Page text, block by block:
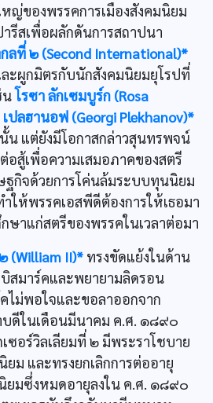
ญ่ของพรรคการเมืองสังคมนิยม
รีสเพื่อผลักดันการสถาปนา
ลที่ ๒ (Second International)*
ะผูกมิตรกับนักสังคมนิยมยุโรปที่
นโรซา ลักเซมบูร์ก (Rosa
เปลฮานอฟ (Georgi Plekhanov)*
น แต่ยังมีโอกาสกล่าวสุนทรพจน์
อสู้เพื่อความเสมอภาคของสตรี
ฐกิจด้วยการโค่นล้มระบบทุนนิยม
ให้พรรคเอสพีดีต้องการให้เธอมา
ษาแก่สตรีของพรรคในเวลาต่อมา
(William II)* ทรงขัดแย้งในด้าน
สมาร์คและพยายามลิดรอน
ไม่พอใจและขอลาออกจาก
ดีในเดือนมีนาคม ค.ศ. ๑๘๙๐
ซอร์วิลเลียมที่ ๒ มีพระราโชบาย
ม และทรงยกเลิกการต่ออายุ
มซึ่งหมดอายุลงใน ค.ศ. ๑๘๙๐